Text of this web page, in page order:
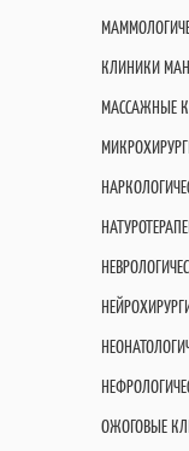
КЛИНИКИ
МАССАЖНЫЕ
ОЖОГОВЫЕ